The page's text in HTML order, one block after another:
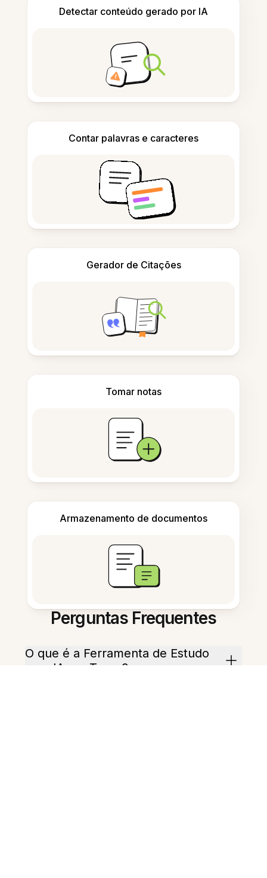
Detectar conteúdo gerado por IA
Contar palavras e caracteres
Gerador de Citações
Tomar notas
Armazenamento de documentos
Perguntas Frequentes
O que é a Ferramenta de Estudo
com IA em Turco?